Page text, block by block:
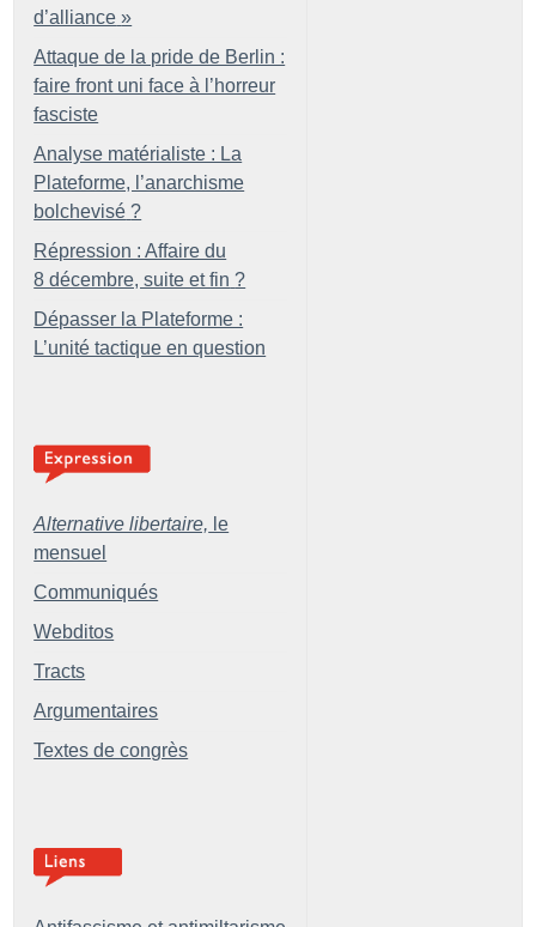
d’alliance »
Attaque de la pride de Berlin :
faire front uni face à l’horreur
fasciste
Analyse matérialiste : La
Plateforme, l’anarchisme
bolchevisé ?
Répression : Affaire du
8 décembre, suite et fin ?
Dépasser la Plateforme :
L’unité tactique en question
Alternative libertaire, le
mensuel
Communiqués
Webditos
Tracts
Argumentaires
Textes de congrès